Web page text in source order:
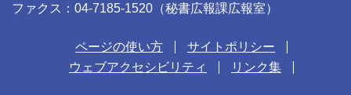
ファクス：04-7185-1520（秘書広報課広報室）
ページの使い方
サイトポリシー
ウェブアクセシビリティ
リンク集